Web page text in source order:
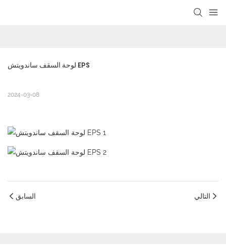
لوحة السقف ساندويتش EPS
2024-03-08
السابق التالي